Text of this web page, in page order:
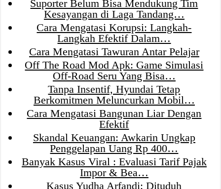
Suporter Belum Bisa Mendukung Tim
Kesayangan di Laga Tandang…
Cara Mengatasi Korupsi: Langkah-
Langkah Efektif Dalam…
Cara Mengatasi Tawuran Antar Pelajar
Off The Road Mod Apk: Game Simulasi
Off-Road Seru Yang Bisa…
Tanpa Insentif, Hyundai Tetap
Berkomitmen Meluncurkan Mobil…
Cara Mengatasi Bangunan Liar Dengan
Efektif
Skandal Keuangan: Awkarin Ungkap
Penggelapan Uang Rp 400…
Banyak Kasus Viral : Evaluasi Tarif Pajak
Impor & Bea…
Kasus Yudha Arfandi: Dituduh